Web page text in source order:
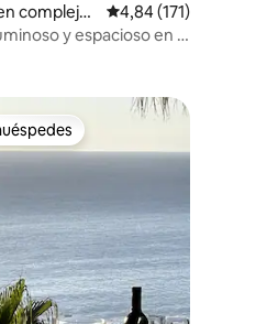
121 evaluaciones
complejo
del Ca
Calificación promedio:
4,84 (171)
y espacioso en la